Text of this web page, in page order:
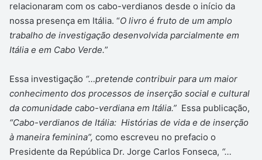
relacionaram com os cabo-verdianos desde o início da
nossa presença em Itália. “O livro é fruto de um amplo
trabalho de investigação desenvolvida parcialmente em
Itália e em Cabo Verde.”
Essa investigação “…pretende contribuir para um maior
conhecimento dos processos de inserção social e cultural
da comunidade cabo-verdiana em Itália.” Essa publicação,
“Cabo-verdianos de Itália: Histórias de vida e de inserção
à maneira feminina”, como escreveu no prefacio o
Presidente da República Dr. Jorge Carlos Fonseca, “…